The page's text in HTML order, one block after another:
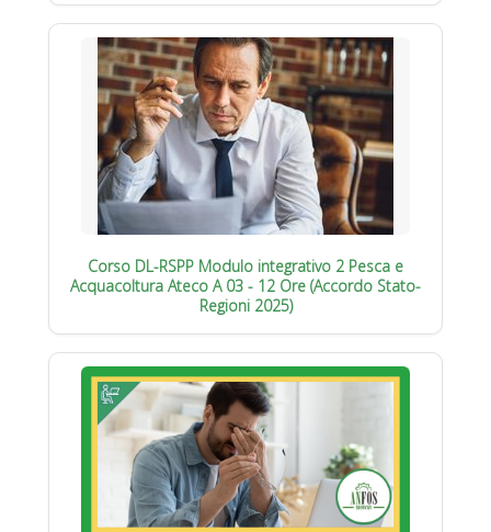
Corso DL-RSPP Modulo integrativo 2 Pesca e
Acquacoltura Ateco A 03 - 12 Ore (Accordo Stato-
Regioni 2025)